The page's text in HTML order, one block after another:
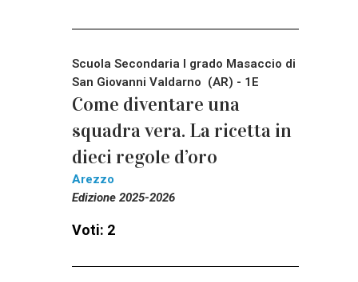
Scuola Secondaria I grado Masaccio di
San Giovanni Valdarno (AR) - 1E
Come diventare una
squadra vera. La ricetta in
dieci regole d’oro
Arezzo
Edizione 2025-2026
Voti: 2